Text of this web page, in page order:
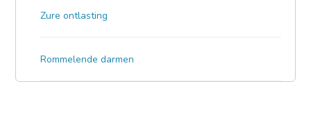
Zure ontlasting
Rommelende darmen